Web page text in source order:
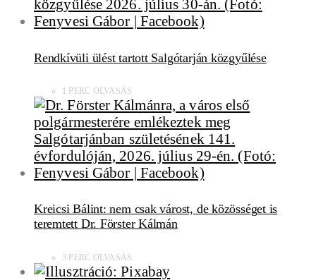
Rendkívüli ülést tartott Salgótarján közgyűlése
1 PERC OLVASÁS
Kreicsi Bálint: nem csak várost, de közösséget is
teremtett Dr. Förster Kálmán
3 PERC OLVASÁS